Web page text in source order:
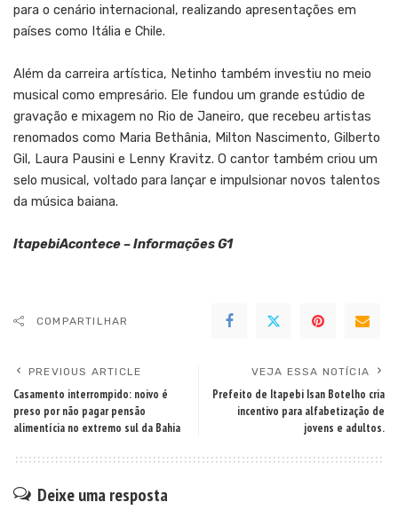
para o cenário internacional, realizando apresentações em
países como Itália e Chile.
Além da carreira artística, Netinho também investiu no meio
musical como empresário. Ele fundou um grande estúdio de
gravação e mixagem no Rio de Janeiro, que recebeu artistas
renomados como Maria Bethânia, Milton Nascimento, Gilberto
Gil, Laura Pausini e Lenny Kravitz. O cantor também criou um
selo musical, voltado para lançar e impulsionar novos talentos
da música baiana.
ItapebiAcontece – Informações G1
COMPARTILHAR
PREVIOUS ARTICLE
Casamento interrompido: noivo é
preso por não pagar pensão
alimentícia no extremo sul da Bahia
VEJA ESSA NOTÍCIA
Prefeito de Itapebi Isan Botelho cria
incentivo para alfabetização de
jovens e adultos.
Deixe uma resposta